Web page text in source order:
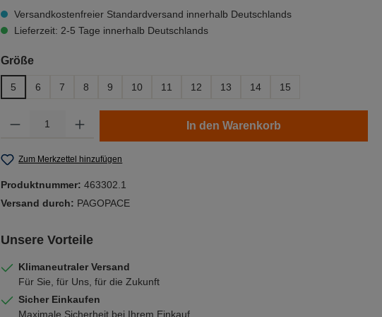
Versandkostenfreier Standardversand innerhalb Deutschlands
Lieferzeit: 2-5 Tage innerhalb Deutschlands
Größeauswählen
5 6 7 8 9 10 11 12 13 14 15
In den Warenkorb
Zum Merkzettel hinzufügen
Produktnummer: 463302.1
Versand durch: PAGOPACE
Unsere Vorteile
Klimaneutraler Versand
Für Sie, für Uns, für die Zukunft
Sicher Einkaufen
Maximale Sicherheit bei Ihrem Einkauf